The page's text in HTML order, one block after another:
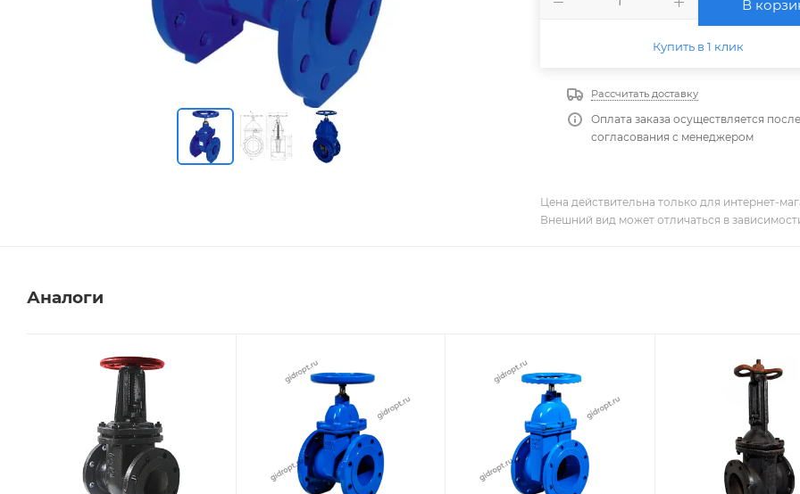
В
Купить в 1 клик
Рассчитать доставку
Оплата заказа осуществляется после
согласования с менеджером
Цена действительна только для интернет-
Внешний вид может отличаться в
Аналоги